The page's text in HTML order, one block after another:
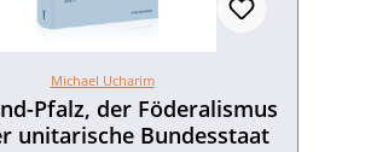
Michael Ucharim
Pfalz, der Föderalismus
unitarische Bundesstaat